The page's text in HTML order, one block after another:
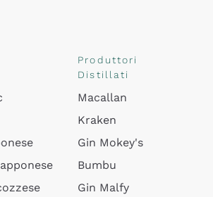
Produttori
Distillati
Macallan
Kraken
Gin Mokey's
Bumbu
Gin Malfy